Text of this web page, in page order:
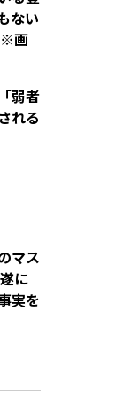
ない
※画
弱者
れる
マス
に
実を